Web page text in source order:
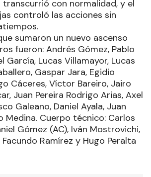
con normalidad, y el
controló las acciones sin
sumaron un nuevo ascenso
fueron: Andrés Gómez, Pablo
García, Lucas Villamayor, Lucas
Gaspar Jara, Egidio
Cáceres, Víctor Bareiro, Jairo
Juan Pereira Rodrigo Arias, Axel
Galeano, Daniel Ayala, Juan
Medina. Cuerpo técnico: Carlos
Gómez (AC), Iván Mostrovichi,
Ramírez y Hugo Peralta